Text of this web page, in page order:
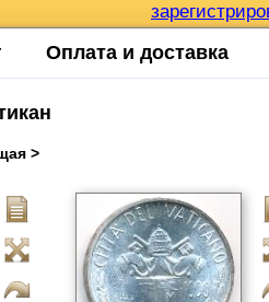
Оплата и доставка
>